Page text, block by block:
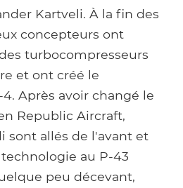
Kartveli. À la fin des
concepteurs ont
turbocompresseurs
et ont créé le
Après avoir changé le
Republic Aircraft,
sont allés de l'avant et
au P-43
peu décevant,